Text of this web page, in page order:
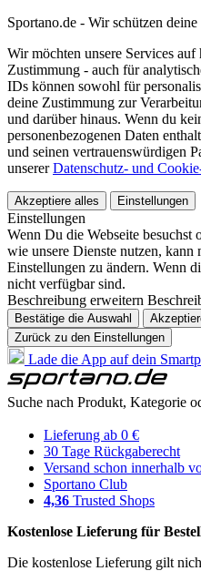
Sportano.de - Wir schützen
Wir möchten unsere Services
Zustimmung - auch für
IDs können sowohl für
deine Zustimmung zur
und darüber hinaus. Wenn du
personenbezogenen Daten
und seinen vertrauenswürdigen
unsererDatenschutz- und
Akzeptiere alles Einstellungen
Einstellungen
Wenn Du die Webseite besuchst
wie unsere Dienste nutzen,
Einstellungen zu ändern. Wenn
nicht verfügbar sind.
Beschreibung erweitern
Bestätige die Auswahl
Zurück zu den Einstellungen
Lade die App auf dein
Suche nach Produkt, Kategorie
Lieferung ab 0 €
30 Tage Rückgaberecht
Versand schon innerhalb
Sportano Club
4,36 Trusted Shops
Kostenlose Lieferung für
Die kostenlose Lieferung gilt